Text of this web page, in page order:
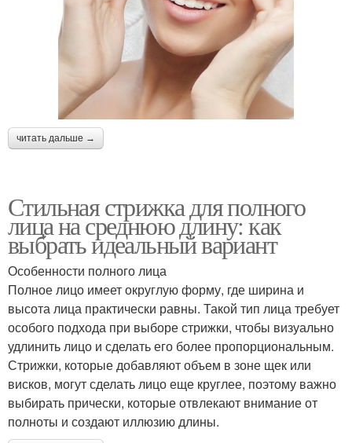
читать дальше →
Стильная стрижка для полного
лица на среднюю длину: как
выбрать идеальный вариант
Особенности полного лица
Полное лицо имеет округлую форму, где ширина и
высота лица практически равны. Такой тип лица требует
особого подхода при выборе стрижки, чтобы визуально
удлинить лицо и сделать его более пропорциональным.
Стрижки, которые добавляют объем в зоне щек или
висков, могут сделать лицо еще круглее, поэтому важно
выбирать прически, которые отвлекают внимание от
полноты и создают иллюзию длины.